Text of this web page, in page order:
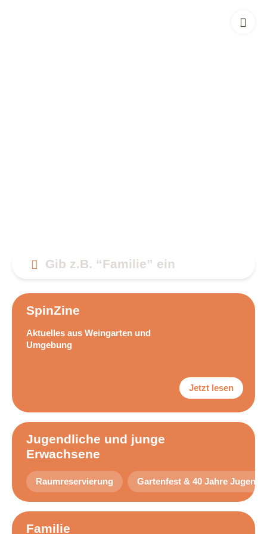
Spin­Zi­ne
Aktu­el­les aus Wein­gar­ten und
Umgebung
Jetzt lesen
Jugend­li­che und jun­ge
Erwachsene
Raum­re­ser­vie­rung Gar­ten­fest & 40 Jah­re
Fami­lie